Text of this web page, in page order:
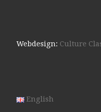
Webdesign: Culture
English